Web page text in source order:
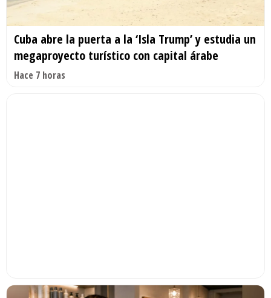
Cuba abre la puerta a la ‘Isla Trump’ y estudia un
megaproyecto turístico con capital árabe
Hace 7 horas